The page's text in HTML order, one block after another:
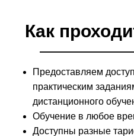
Как
Предоставляем
практическим
дистанционного
Обучение в любое
Доступны разные